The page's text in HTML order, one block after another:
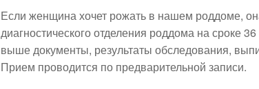
Если женщина хочет рожать в нашем роддоме,
диагностического отделения роддома на сроке
выше документы, результаты обследования,
Прием проводится по предварительной записи.